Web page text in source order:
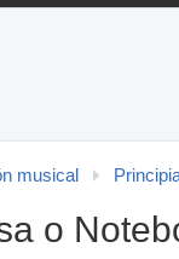
musical
o